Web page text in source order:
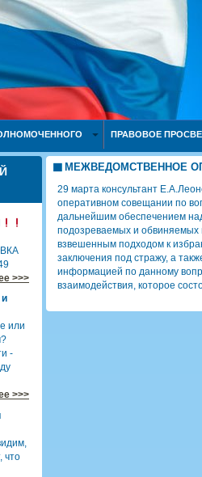
ПРАВОВОЕ
>>>
или
-
>>>
что
МЕЖВЕДОМСТВЕННОЕ
29 марта консультант
оперативном совещании по
дальнейшим обеспечением
подозреваемых и обвиняемых
взвешенным подходом к
заключения под стражу, а
информацией по данному
взаимодействия, которое